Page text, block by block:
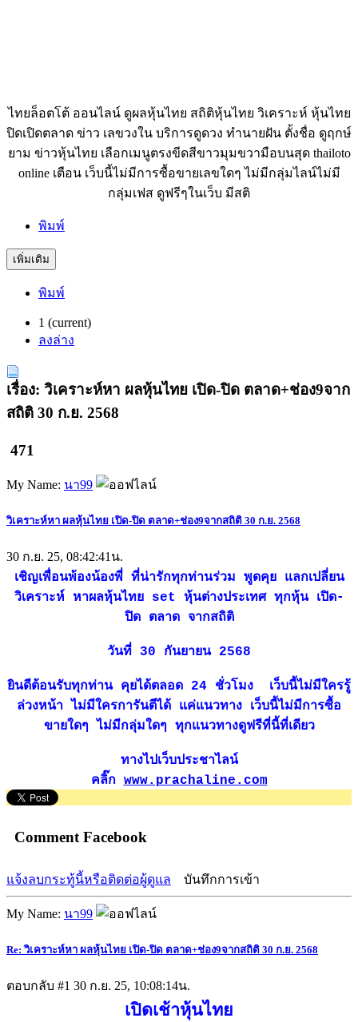
ไทยล็อตโต้ ออนไลน์ ดูผลหุ้นไทย สถิติหุ้นไทย วิเคราะห์ หุ้นไทย
ปิดเปิดตลาด ข่าว เลขวงใน บริการดูดวง ทำนายฝัน ตั้งชื่อ ดูฤกษ์
ยาม ข่าวหุ้นไทย เลือกเมนูตรงขีดสีขาวมุมขวามือบนสุด thailoto
online เตือน เว็บนี้ไม่มีการซื้อขายเลขใดๆ ไม่มีกลุ่มไลน์ไม่มี
กลุ่มเฟส ดูฟรีๆในเว็บ มีสติ
พิมพ์
เพิ่มเติม
พิมพ์
1 (current)
ลงล่าง
เรื่อง: วิเคราะห์หา ผลหุ้นไทย เปิด-ปิด ตลาด+ช่อง9จาก
สถิติ 30 ก.ย. 2568
471
My Name: นา99
วิเคราะห์หา ผลหุ้นไทย เปิด-ปิด ตลาด+ช่อง9จากสถิติ 30 ก.ย. 2568
30 ก.ย. 25, 08:42:41น.
เชิญเพื่อนพ้องน้องพี่ ที่น่ารักทุกท่านร่วม พูดคุย แลกเปลี่ยน
วิเคราะห์ หาผลหุ้นไทย set หุ้นต่างประเทศ ทุกหุ้น เปิด-
ปิด ตลาด จากสถิติ
วันที่ 30 กันยายน 2568
ยินดีต้อนรับทุกท่าน คุยได้ตลอด 24 ชั่วโมง เว็บนี้ไม่มีใครรู้
ล่วงหน้า ไม่มีใครการันตีได้ แค่แนวทาง เว็บนี้ไม่มีการซื้อ
ขายใดๆ ไม่มีกลุ่มใดๆ ทุกแนวทางดูฟรีที่นี้ที่เดียว
ทางไปเว็บประชาไลน์
คลิ๊ก www.prachaline.com
Comment Facebook
แจ้งลบกระทู้นี้หรือติดต่อผู้ดูแล บันทึกการเข้า
My Name: นา99
Re: วิเคราะห์หา ผลหุ้นไทย เปิด-ปิด ตลาด+ช่อง9จากสถิติ 30 ก.ย. 2568
ตอบกลับ #1 30 ก.ย. 25, 10:08:14น.
เปิดเช้าหุ้นไทย